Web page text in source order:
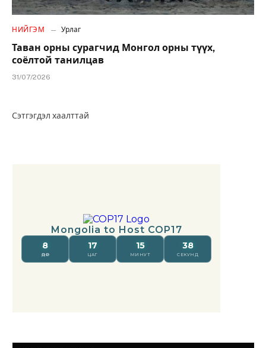
НИЙГЭМ Урлаг
Таван орны сурагчид Монгол орны түүх,
соёлтой танилцав
31/07/2026
Сэтгэгдэл хаалттай